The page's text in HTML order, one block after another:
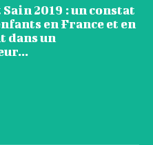
2019 : un constat
en France et en
dans un